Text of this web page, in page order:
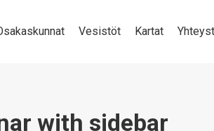
Vesistöt Kartat
with sidebar